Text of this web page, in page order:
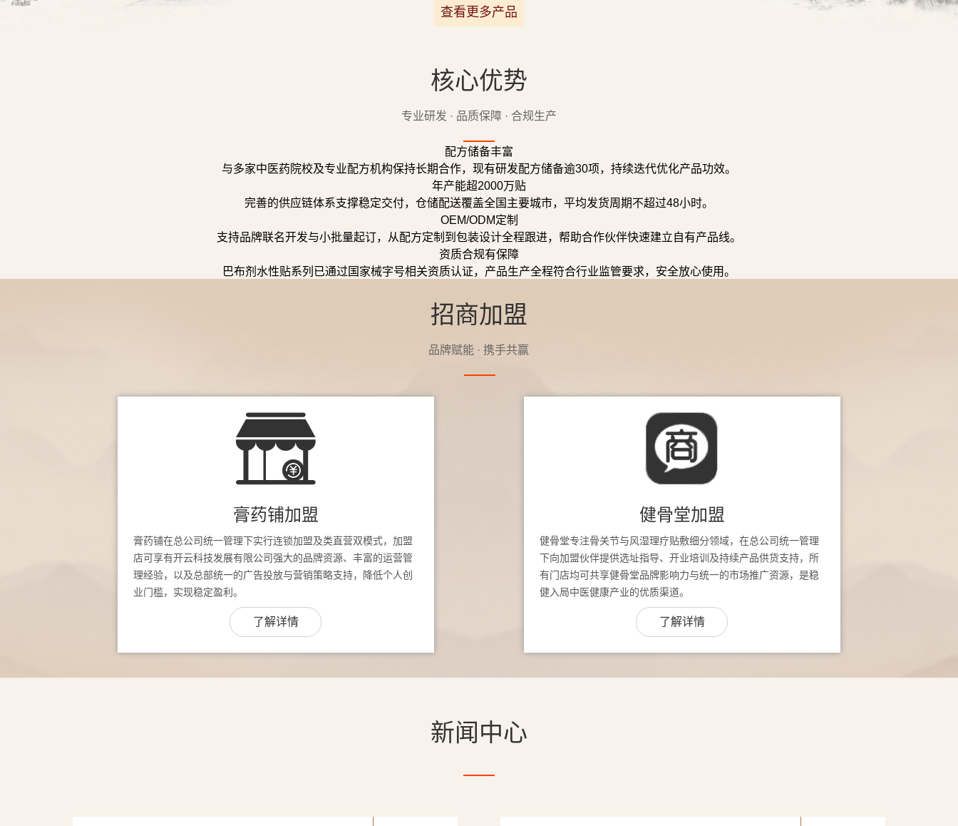
查看更多产品
核心优势
专业研发 · 品质保障 · 合规生产
配方储备丰富
与多家中医药院校及专业配方机构保持长期合作，现有研发配方储备逾30项，持续迭代优化产品功效。
年产能超2000万贴
完善的供应链体系支撑稳定交付，仓储配送覆盖全国主要城市，平均发货周期不超过48小时。
OEM/ODM定制
支持品牌联名开发与小批量起订，从配方定制到包装设计全程跟进，帮助合作伙伴快速建立自有产品线。
资质合规有保障
巴布剂水性贴系列已通过国家械字号相关资质认证，产品生产全程符合行业监管要求，安全放心使用。
招商加盟
品牌赋能 · 携手共赢
膏药铺加盟
膏药铺在总公司统一管理下实行连锁加盟及类直营双模式，加盟
店可享有开云科技发展有限公司强大的品牌资源、丰富的运营管
理经验，以及总部统一的广告投放与营销策略支持，降低个人创
业门槛，实现稳定盈利。
了解详情
健骨堂加盟
健骨堂专注骨关节与风湿理疗贴敷细分领域，在总公司统一管理
下向加盟伙伴提供选址指导、开业培训及持续产品供货支持，所
有门店均可共享健骨堂品牌影响力与统一的市场推广资源，是稳
健入局中医健康产业的优质渠道。
了解详情
新闻中心